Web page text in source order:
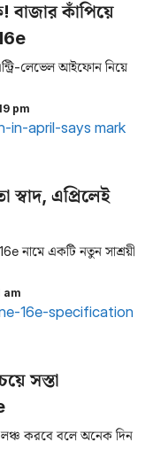
বাজার কাঁপিয়ে
লেভেল আইফোন নিয়ে
pm
এপ্রিলেই
নামে একটি নতুন সাশ্রয়ী
am
সস্তা
লঞ্চ করবে বলে অনেক দিন